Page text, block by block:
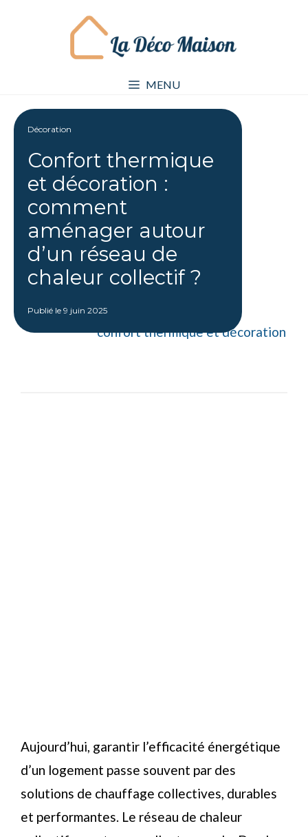
MENU
Décoration
Confort thermique
et décoration :
comment
aménager autour
d’un réseau de
chaleur collectif ?
Publié le 9 juin 2025
Aujourd’hui, garantir l’efficacité énergétique
d’un logement passe souvent par des
solutions de chauffage collectives, durables
et performantes. Le réseau de chaleur